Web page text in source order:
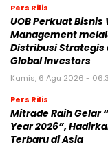
Laporan Cision
Fragmentasi
BERITA TERBARU
UOB Perkuat Bisnis
Management
Distribusi Strategis
Global Investors